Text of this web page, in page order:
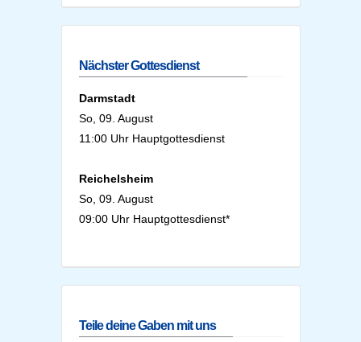
Nächster Gottesdienst
Darmstadt
So, 09. August
11:00 Uhr Hauptgottesdienst
Reichelsheim
So, 09. August
09:00 Uhr Hauptgottesdienst*
Teile deine Gaben mit uns